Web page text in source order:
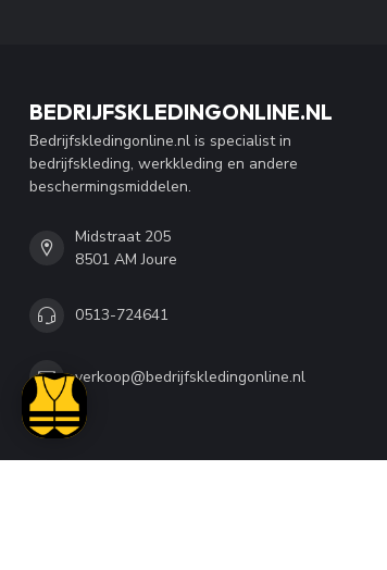
BEDRIJFSKLEDINGONLINE.NL
Bedrijfskledingonline.nl is specialist in
bedrijfskleding, werkkleding en andere
beschermingsmiddelen.
Midstraat 205
8501 AM Joure
0513-724641
verkoop@bedrijfskledingonline.nl